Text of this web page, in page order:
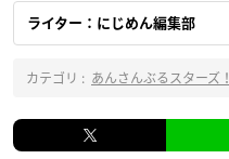
ライター：にじめん編集部
カテゴリ : あんさんぶるスターズ！